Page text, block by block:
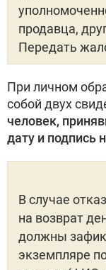
продавца,
Передать
При личном
собой двух
человек,
дату и подпись
В случае
на возврат
должны
экземпляре